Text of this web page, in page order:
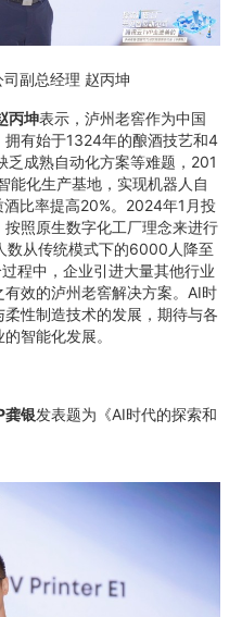
副总经理 赵丙坤
丙坤表示，泸州老窖作为中国
有始于1324年的酿酒技艺和4
成熟自动化方案等难题，201
能化生产基地，实现机器人自
比率提高20%。2024年1月投
照原生数字化工厂理念来进行
数从传统模式下的6000人降至
程中，企业引进大量其他行业
效的泸州老窖解决方案。AI时
性制造技术的发展，期待与各
智能化发展。
龚银发表题为《AI时代的探索和